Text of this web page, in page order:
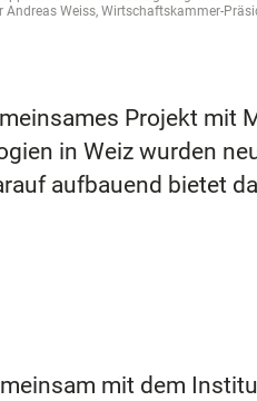
Andreas Weiss, Wirtschaftskammer-
Projekt mit
in Weiz wurden
aufbauend bietet
mit dem